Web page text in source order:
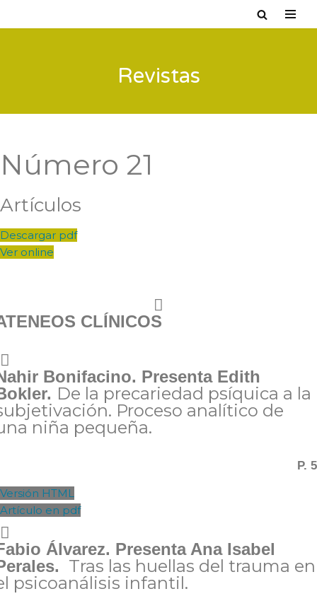
Revistas
Número 21
Artículos
Descargar pdf
Ver online
CLÍNICOS
Bonifacino. Presenta Edith
De la precariedad psíquica a la
Proceso analítico de
niña pequeña.
P. 5
Versión HTML
Artículo en pdf
Álvarez. Presenta Ana Isabel
Tras las huellas del trauma en
psicoanálisis infantil.